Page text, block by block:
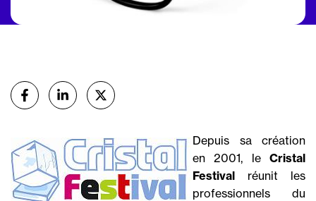
Partager
sur Facebook
sur Linkedinsur X (Twitter)
Depuis sa création
en 2001, le Cristal
Festival réunit les
professionnels du